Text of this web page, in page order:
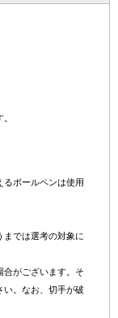
るボールペンは使用
までは選考の対象に
合がございます。そ
い。なお、切手が破